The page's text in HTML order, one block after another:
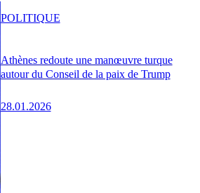
Athènes redoute une manœuvre turque
autour du Conseil de la paix de Trump
28.01.2026
POLITIQUE